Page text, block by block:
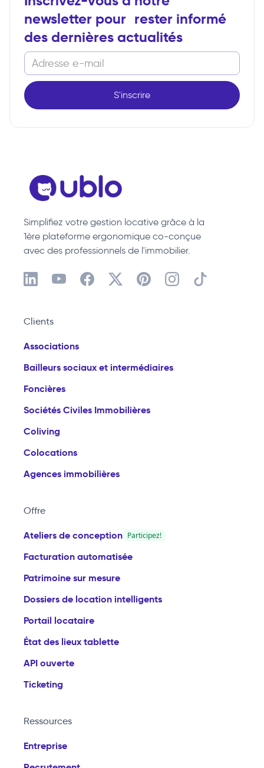
newsletter pour rester informé
des dernières actualités
Simplifiez votre gestion locative grâce à la
1ère plateforme ergonomique co-conçue
avec des professionnels de l'immobilier.
Clients
Associations
Bailleurs sociaux et intermédiaires
Foncières
Sociétés Civiles Immobilières
Coliving
Colocations
Agences immobilières
Offre
Ateliers de conception Participez!
Facturation automatisée
Patrimoine sur mesure
Dossiers de location intelligents
Portail locataire
État des lieux tablette
API ouverte
Ticketing
Ressources
Entreprise